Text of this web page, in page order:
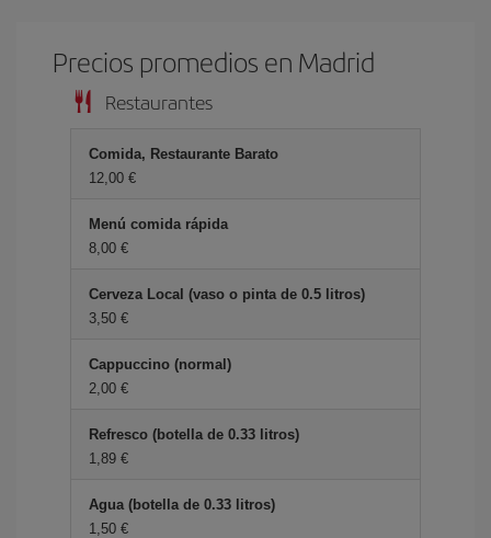
Precios promedios en Madrid
Restaurantes
Comida, Restaurante Barato
12,00 €
Menú comida rápida
8,00 €
Cerveza Local (vaso o pinta de 0.5 litros)
3,50 €
Cappuccino (normal)
2,00 €
Refresco (botella de 0.33 litros)
1,89 €
Agua (botella de 0.33 litros)
1,50 €